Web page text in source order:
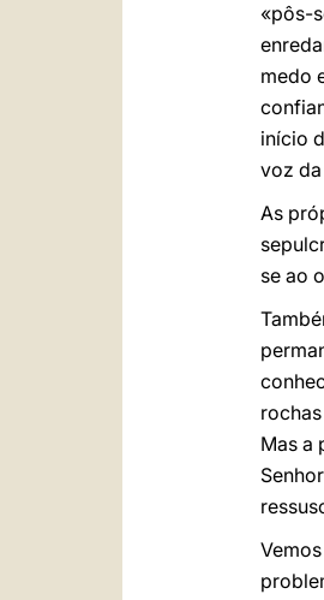
«pôs-
medo
início
voz da
As
se ao
Mas a